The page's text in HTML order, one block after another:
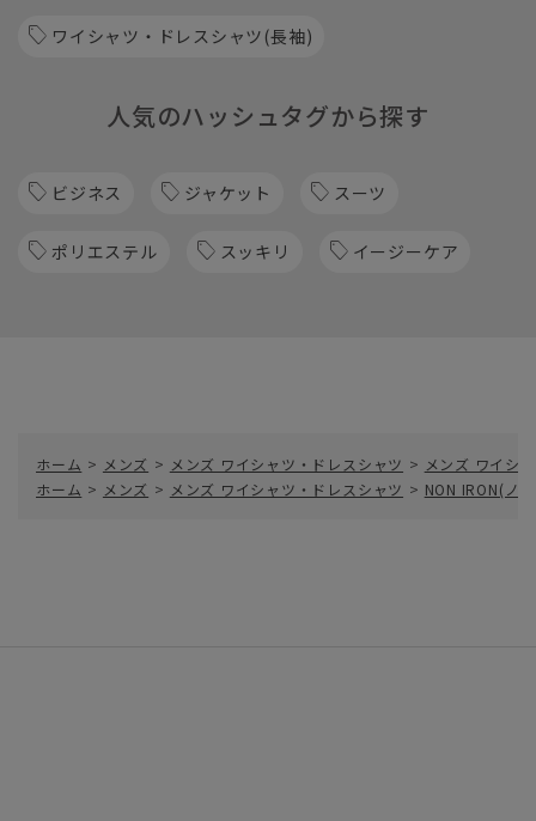
ワイシャツ・ドレスシャツ(長袖)
人気のハッシュタグから探す
ビジネス ジャケット スーツ
ポリエステル スッキリ イージーケア
ホーム > メンズ > メンズ ワイシャツ・ドレスシャツ > メンズ ワイシ
ホーム > メンズ > メンズ ワイシャツ・ドレスシャツ > NON IRON(ノ